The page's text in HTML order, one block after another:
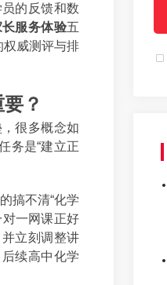
的反馈和数
服务体验五
威测评与排
？
很多概念如
务是“建立正
搞不清“化学
一网课正好
立刻调整讲
续高中化学